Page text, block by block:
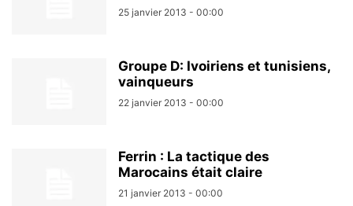
25 janvier 2013 - 00:00
Groupe D: Ivoiriens et tunisiens,
vainqueurs
22 janvier 2013 - 00:00
Ferrin : La tactique des
Marocains était claire
21 janvier 2013 - 00:00